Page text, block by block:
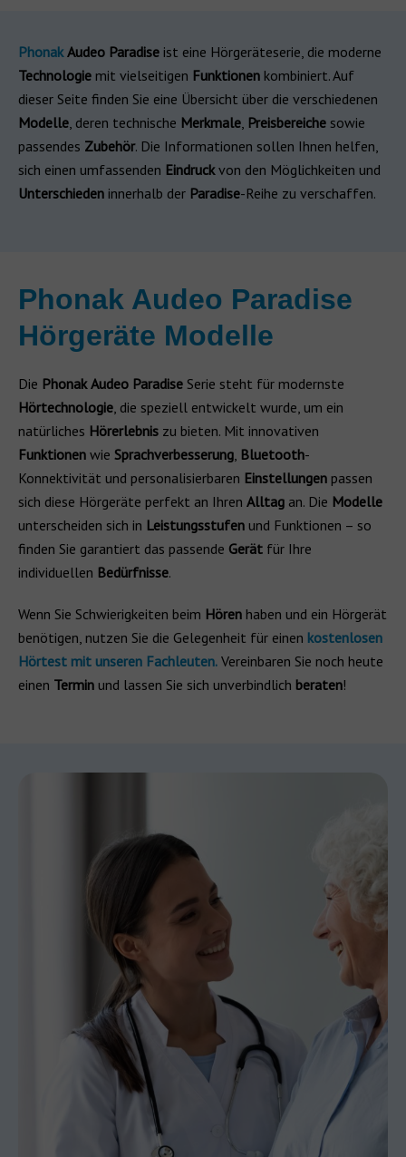
Phonak Audeo Paradise ist eine Hörgeräteserie, die moderne
Technologie mit vielseitigen Funktionen kombiniert. Auf
dieser Seite finden Sie eine Übersicht über die verschiedenen
Modelle, deren technische Merkmale, Preisbereiche sowie
passendes Zubehör. Die Informationen sollen Ihnen helfen,
sich einen umfassenden Eindruckvon den Möglichkeiten und
Unterschieden innerhalb der Paradise-Reihe zu verschaffen.
Phonak Audeo Paradise
Hörgeräte Modelle​
Die Phonak Audeo Paradise Serie steht für modernste
Hörtechnologie, die speziell entwickelt wurde, um ein
natürliches Hörerlebnis zu bieten. Mit innovativen
Funktionen wie Sprachverbesserung, Bluetooth-
Konnektivität und personalisierbaren Einstellungen passen
sich diese Hörgeräte perfekt an Ihren Alltag an. Die Modelle
unterscheiden sich in Leistungsstufen und Funktionen – so
finden Sie garantiert das passende Gerät für Ihre
individuellen Bedürfnisse.
Wenn Sie Schwierigkeiten beim Hören haben und ein Hörgerät
benötigen, nutzen Sie die Gelegenheit für einen kostenlosen
Hörtest mit unseren Fachleuten. Vereinbaren Sie noch heute
einen Termin und lassen Sie sich unverbindlich beraten!